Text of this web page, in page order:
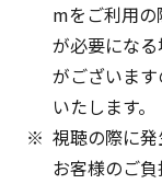
mをご利用
が必要にな
がございま
いたします。
視聴の際に発
お客様のご